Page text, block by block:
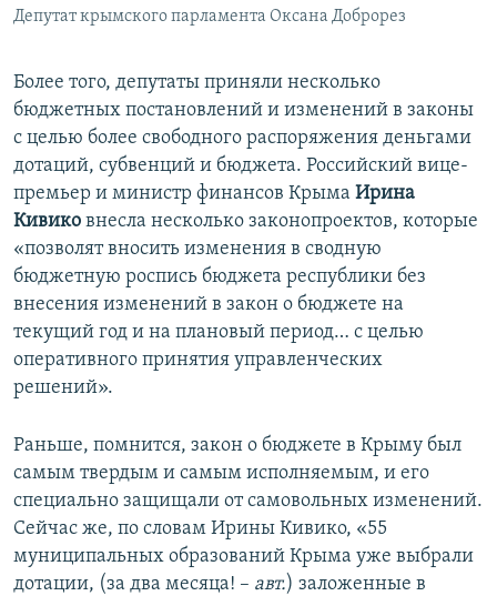
Депутат крымского парламента Оксана Доброрез
Более того, депутаты приняли несколько
бюджетных постановлений и изменений в законы
с целью более свободного распоряжения деньгами
дотаций, субвенций и бюджета. Российский вице-
премьер и министр финансов Крыма Ирина
Кивико внесла несколько законопроектов, которые
«позволят вносить изменения в сводную
бюджетную роспись бюджета республики без
внесения изменений в закон о бюджете на
текущий год и на плановый период… с целью
оперативного принятия управленческих
решений».
Раньше, помнится, закон о бюджете в Крыму был
самым твердым и самым исполняемым, и его
специально защищали от самовольных изменений.
Сейчас же, по словам Ирины Кивико, «55
муниципальных образований Крыма уже выбрали
дотации, (за два месяца! – авт.) заложенные в